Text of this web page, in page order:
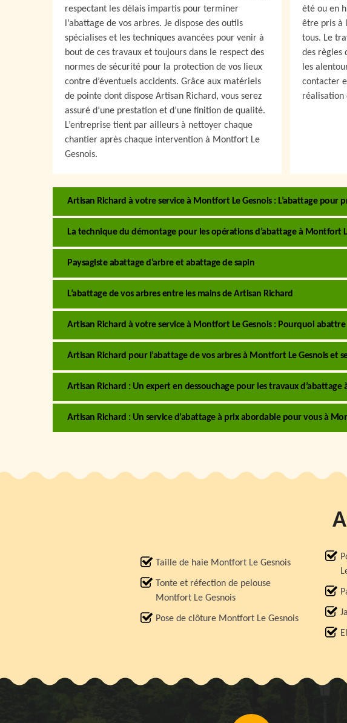
respectant les délais impartis pour terminer
l’abattage de vos arbres. Je dispose des outils
spécialises et les techniques avancées pour venir à
bout de ces travaux et toujours dans le respect des
normes de sécurité pour la protection de vos lieux
contre d’éventuels accidents. Grâce aux matériels
de pointe dont dispose Artisan Richard, vous serez
assuré d’une prestation et d’une finition de qualité.
L’entreprise tient par ailleurs à nettoyer chaque
chantier après chaque intervention à Montfort Le
Gesnois.
été ou en
être pris à
tous. Le
des règles
les
contacter
réalisation
Artisan Richard à votre service à Montfort Le Gesnois : L’abattage pour
La technique du démontage pour les opérations d’abattage à Montfort
Paysagiste abattage d’arbre et abattage de sapin
L’abattage de vos arbres entre les mains de Artisan Richard
Artisan Richard à votre service à Montfort Le Gesnois : Pourquoi
Artisan Richard pour l’abattage de vos arbres à Montfort Le Gesnois et
Artisan Richard : Un expert en dessouchage pour les travaux d’abattage
Artisan Richard : Un service d’abattage à prix abordable pour vous à
Taille de haie Montfort Le Gesnois
Tonte et réfection de pelouse
Montfort Le Gesnois
Pose de clôture Montfort Le Gesnois